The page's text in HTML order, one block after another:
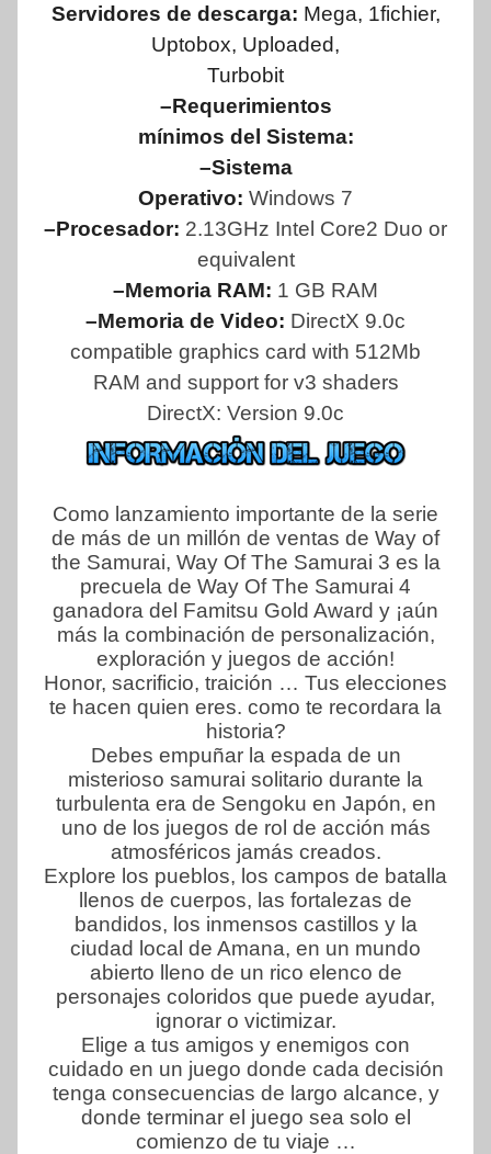
Servidores de descarga: Mega, 1fichier,
Uptobox, Uploaded,
Turbobit
–Requerimientos
mínimos del Sistema:
–Sistema
Operativo: Windows 7
–Procesador: 2.13GHz Intel Core2 Duo or
equivalent
–Memoria RAM: 1 GB RAM
–Memoria de Video: DirectX 9.0c
compatible graphics card with 512Mb
RAM and support for v3 shaders
DirectX: Version 9.0c
Como lanzamiento importante de la serie
de más de un millón de ventas de Way of
the Samurai, Way Of The Samurai 3 es la
precuela de Way Of The Samurai 4
ganadora del Famitsu Gold Award y ¡aún
más la combinación de personalización,
exploración y juegos de acción!
Honor, sacrificio, traición … Tus elecciones
te hacen quien eres. como te recordara la
historia?
Debes empuñar la espada de un
misterioso samurai solitario durante la
turbulenta era de Sengoku en Japón, en
uno de los juegos de rol de acción más
atmosféricos jamás creados.
Explore los pueblos, los campos de batalla
llenos de cuerpos, las fortalezas de
bandidos, los inmensos castillos y la
ciudad local de Amana, en un mundo
abierto lleno de un rico elenco de
personajes coloridos que puede ayudar,
ignorar o victimizar.
Elige a tus amigos y enemigos con
cuidado en un juego donde cada decisión
tenga consecuencias de largo alcance, y
donde terminar el juego sea solo el
comienzo de tu viaje …